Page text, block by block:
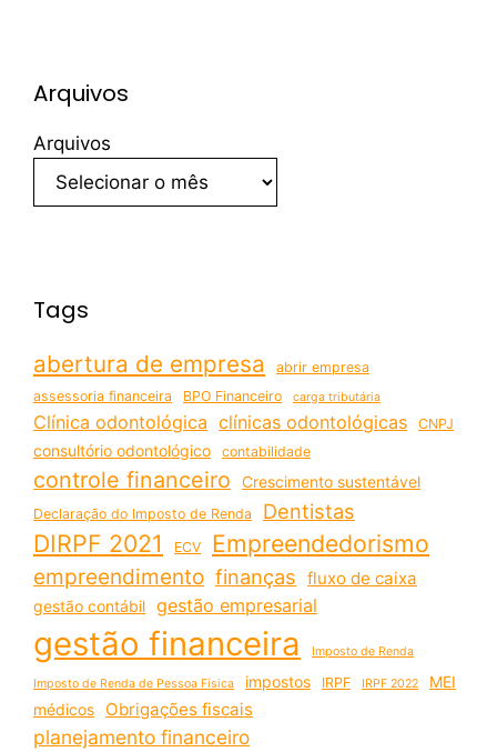
Arquivos
Arquivos
Tags
abertura de empresa
abrir empresa
assessoria financeira
BPO Financeiro carga tributária
Clínica odontológica clínicas odontológicas CNPJ
consultório odontológico contabilidade
controle financeiro Crescimento sustentável
Declaração do Imposto de Renda Dentistas
DIRPF 2021 ECV Empreendedorismo
empreendimento finanças fluxo de caixa
gestão contábil gestão empresarial
gestão financeira Imposto de Renda
Imposto de Renda de Pessoa Física impostos IRPF IRPF 2022
MEI
médicos
Obrigações fiscais
planejamento financeiro